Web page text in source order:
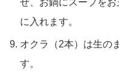
に入れます。
オクラ（2本）は生の
す。